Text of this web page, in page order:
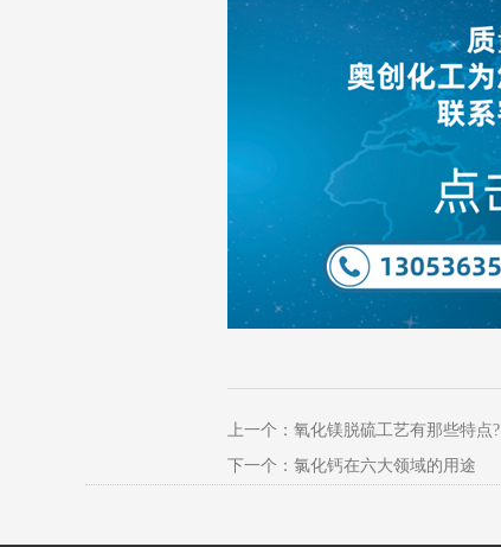
上一个： 氧化镁脱硫工艺有那些特点?
下一个： 氯化钙在六大领域的用途